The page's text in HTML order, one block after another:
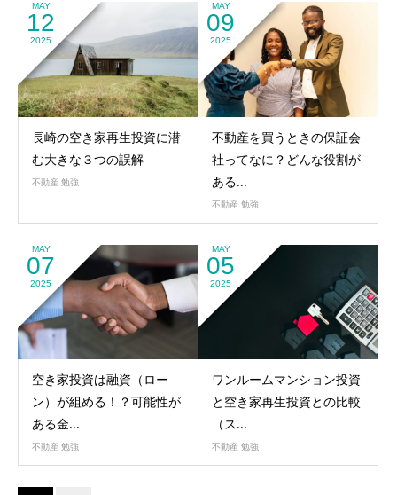
MAY
12
2025
長崎の空き家再生投資に潜
む大きな３つの誤解
不動産 勉強
MAY
09
2025
不動産を買うときの保証会
社ってなに？どんな役割が
ある...
不動産 勉強
MAY
07
2025
空き家投資は融資（ロー
ン）が組める！？可能性が
ある金...
不動産 勉強
MAY
05
2025
ワンルームマンション投資
と空き家再生投資との比較
（ス...
不動産 勉強